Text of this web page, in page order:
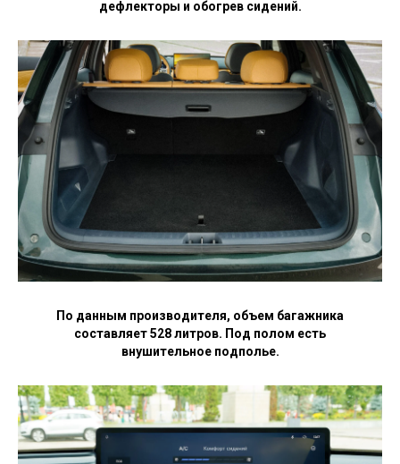
дефлекторы и обогрев сидений.
По данным производителя, объем багажника
составляет 528 литров. Под полом есть
внушительное подполье.